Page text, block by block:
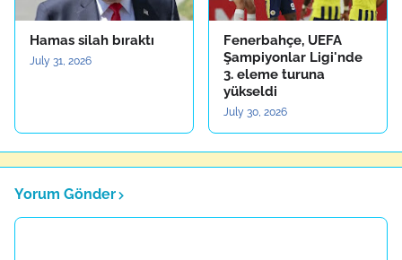
Hamas silah bıraktı
July 31, 2026
Fenerbahçe, UEFA
Şampiyonlar Ligi'nde
3. eleme turuna
yükseldi
July 30, 2026
Yorum Gönder